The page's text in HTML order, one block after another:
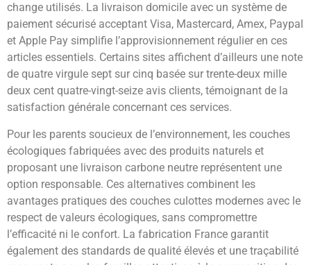
change utilisés. La livraison domicile avec un système de
paiement sécurisé acceptant Visa, Mastercard, Amex, Paypal
et Apple Pay simplifie l’approvisionnement régulier en ces
articles essentiels. Certains sites affichent d’ailleurs une note
de quatre virgule sept sur cinq basée sur trente-deux mille
deux cent quatre-vingt-seize avis clients, témoignant de la
satisfaction générale concernant ces services.
Pour les parents soucieux de l’environnement, les couches
écologiques fabriquées avec des produits naturels et
proposant une livraison carbone neutre représentent une
option responsable. Ces alternatives combinent les
avantages pratiques des couches culottes modernes avec le
respect de valeurs écologiques, sans compromettre
l’efficacité ni le confort. La fabrication France garantit
également des standards de qualité élevés et une traçabilité